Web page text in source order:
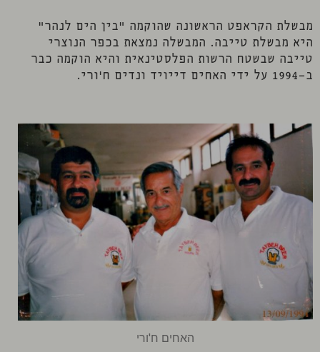
מבשלת הקראפט הראשונה שהוקמה "בין הים לנהר"
היא מבשלת טייבה. המבשלה נמצאת בכפר הנוצרי
טייבה שבשטח הרשות הפלסטינאית והיא הוקמה כבר
ב-1994 על ידי האחים דייויד ונדים ח'ורי.
האחים ח'ורי